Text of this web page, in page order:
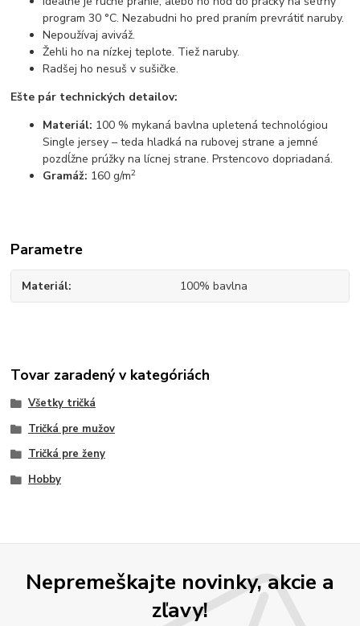
program 30 °C. Nezabudni ho pred praním prevrátiť naruby.
Nepoužívaj aviváž.
Žehli ho na nízkej teplote. Tiež naruby.
Radšej ho nesuš v sušičke.
Ešte pár technických detailov:
Materiál: 100 % mykaná bavlna upletená technológiou
Single jersey – teda hladká na rubovej strane a jemné
pozdĺžne prúžky na lícnej strane. Prstencovo dopriadaná.
Gramáž: 160 g/m2
Parametre
Materiál 100% bavlna
Tovar zaradený v kategóriách
Všetky tričká
Tričká pre mužov
Tričká pre ženy
Hobby
Nepremeškajte novinky, akcie a
zľavy!